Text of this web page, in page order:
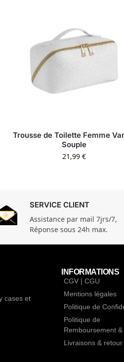
Trousse de Toilette Femme
Souple
21,99 €
SERVICE CLIENT
Assistance par mail 7jrs/7,
Réponse sous 24h max.
cases et
INFORMATIONS
CGV | CGU
Mentions légales
Politique de
Politique de
Remboursement
Livraisons & retour